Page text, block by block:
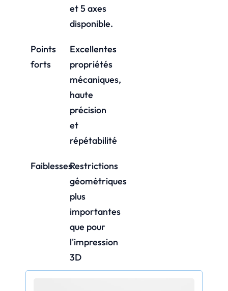
et 5 axes
disponible.
Points
forts
Excellentes
propriétés
mécaniques,
haute
précision
et
répétabilité
FaiblessesRestrictions
géométriques
plus
importantes
que pour
l'impression
3D